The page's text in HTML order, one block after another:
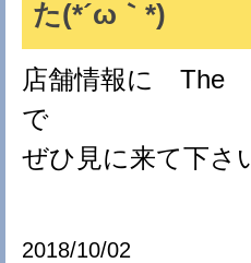
た(*´ω｀*)
店舗情報に The
で
ぜひ見に来て下さ
2018/10/02